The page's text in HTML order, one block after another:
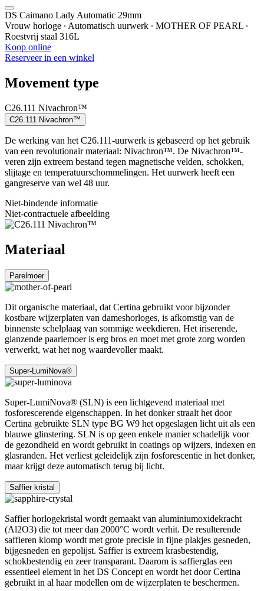
DS Caimano Lady Automatic 29mm
Vrouw horloge ∙ Automatisch uurwerk ∙ MOTHER OF PEARL ∙
Roestvrij staal 316L
Koop online
Reserveer in een winkel
Movement type
C26.111 Nivachron™
C26.111 Nivachron™
De werking van het C26.111-uurwerk is gebaseerd op het gebruik
van een revolutionair materiaal: Nivachron™. De Nivachron™-
veren zijn extreem bestand tegen magnetische velden, schokken,
slijtage en temperatuurschommelingen. Het uurwerk heeft een
gangreserve van wel 48 uur.
Niet-bindende informatie
Niet-contractuele afbeelding
Materiaal
Parelmoer
Dit organische materiaal, dat Certina gebruikt voor bijzonder
kostbare wijzerplaten van dameshorloges, is afkomstig van de
binnenste schelplaag van sommige weekdieren. Het iriserende,
glanzende paarlemoer is erg bros en moet met grote zorg worden
verwerkt, wat het nog waardevoller maakt.
Super-LumiNova®
Super-LumiNova® (SLN) is een lichtgevend materiaal met
fosforescerende eigenschappen. In het donker straalt het door
Certina gebruikte SLN type BG W9 het opgeslagen licht uit als een
blauwe glinstering. SLN is op geen enkele manier schadelijk voor
de gezondheid en wordt gebruikt in coatings op wijzers, indexen en
glasranden. Het verliest geleidelijk zijn fosforescentie in het donker,
maar krijgt deze automatisch terug bij licht.
Saffier kristal
Saffier horlogekristal wordt gemaakt van aluminiumoxidekracht
(Al2O3) die tot meer dan 2000°C wordt verhit. De resulterende
saffieren klomp wordt met grote precisie in fijne plakjes gesneden,
bijgesneden en gepolijst. Saffier is extreem krasbestendig,
schokbestendig en zeer transparant. Daarom is saffierglas een
essentieel element in het DS Concept en wordt het door Certina
gebruikt in al haar modellen om de wijzerplaten te beschermen.